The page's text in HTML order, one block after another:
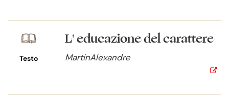
Testo
L' educazione del carattere
MartinAlexandre